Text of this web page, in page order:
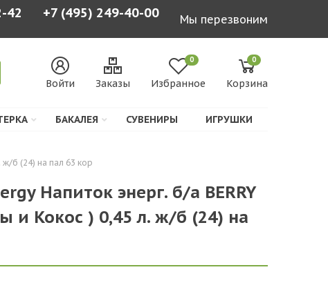
42 +7 (495) 249-40-00 Мы перезвоним
Войти Заказы
0
Избранное
0
Корзина
БАКАЛЕЯ СУВЕНИРЫ ИГРУШКИ
ж/б (24) на пал 63 кор
Напиток энерг. б/а BERRY
и Кокос ) 0,45 л. ж/б (24) на